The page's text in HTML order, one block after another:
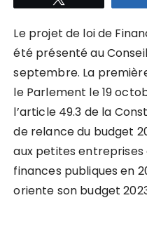
Le projet de loi de
été présenté au
septembre. La
le Parlement le 19
l’article 49.3 de la
de relance du budget
aux petites
finances publiques en
oriente son budget